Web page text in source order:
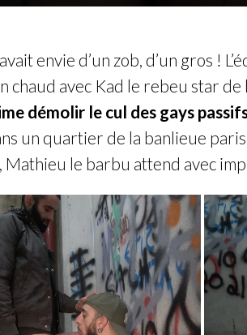
envie d’un zob, d’un gros !
chaud avec Kad le rebeu star de
démolir le cul des gays
un quartier de la banlieue
Mathieu le barbu attend avec